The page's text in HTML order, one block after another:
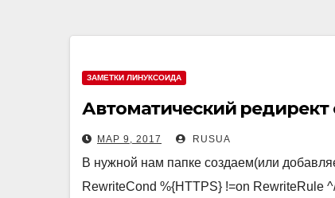
ЗАМЕТКИ ЛИНУКСОИДА
Автоматический редирект
МАР 9, 2017 RUSUA
В нужной нам папке создаем(или
RewriteCond %{HTTPS} !=on RewriteRule